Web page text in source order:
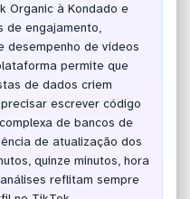
Organic à Kondado e
de engajamento,
desempenho de vídeos
permite que
de dados criem
escrever código
de bancos de
de atualização dos
quinze minutos, hora
reflitam sempre